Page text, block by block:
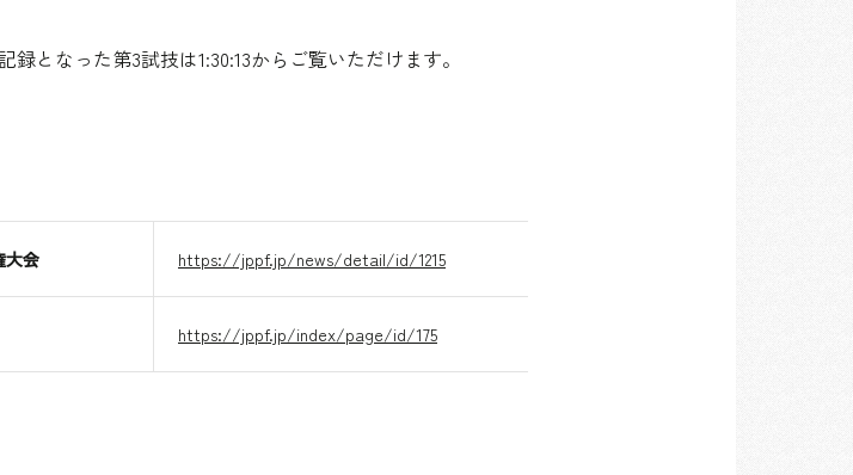
録となった第3試技は1:30:13からご覧いただけます。
大会 https://jppf.jp/news/detail/id/1215
https://jppf.jp/index/page/id/175